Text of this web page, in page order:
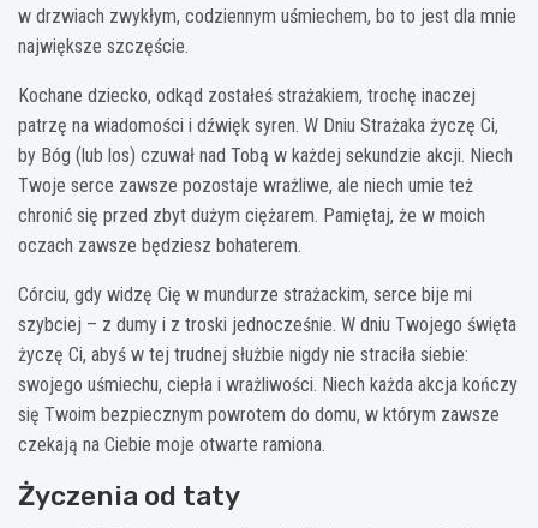
w drzwiach zwykłym, codziennym uśmiechem, bo to jest dla mnie
największe szczęście.
Kochane dziecko, odkąd zostałeś strażakiem, trochę inaczej
patrzę na wiadomości i dźwięk syren. W Dniu Strażaka życzę Ci,
by Bóg (lub los) czuwał nad Tobą w każdej sekundzie akcji. Niech
Twoje serce zawsze pozostaje wrażliwe, ale niech umie też
chronić się przed zbyt dużym ciężarem. Pamiętaj, że w moich
oczach zawsze będziesz bohaterem.
Córciu, gdy widzę Cię w mundurze strażackim, serce bije mi
szybciej – z dumy i z troski jednocześnie. W dniu Twojego święta
życzę Ci, abyś w tej trudnej służbie nigdy nie straciła siebie:
swojego uśmiechu, ciepła i wrażliwości. Niech każda akcja kończy
się Twoim bezpiecznym powrotem do domu, w którym zawsze
czekają na Ciebie moje otwarte ramiona.
Życzenia od taty